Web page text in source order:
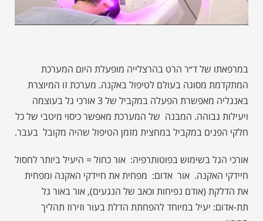
במרפאתו של ד״ר הרט בהרצלייה מופעלת היום המערכת
המתקדמת מסוגה בעולם לטיפול באקנה. מערכת זו המיוצרת
באנגליה מאפשרת הפעלה במקביל של 3 אורכי גל בעוצמה
ויעילות גבוהה. המבנה של המערכת מאפשר כיסוי מיטבי של כל
חלקי הפנים במקביל במחצית מזמן הטיפול שהיה מקובל בעבר.
אורכי הגל בשימוש בפוטותרפיה: אור כחול = היעיל ביותר לחסול
חיידקי האקנה. אור אדום: מפחית את חיידקי האקנה ומפחית
את הדלקת (אודם נפיחות וכאב של הנגעים), אור באור גל
תת-אדום: יעיל במיוחד להפחתת הדלת בעור וזירוז תהליך